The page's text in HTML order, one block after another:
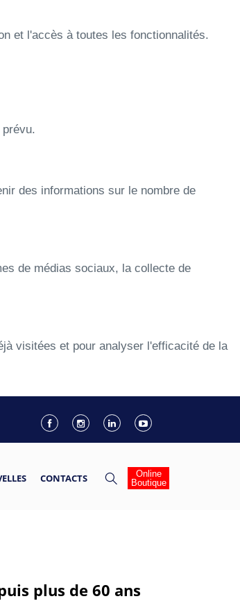
et l'accès à toutes les fonctionnalités.
des informations sur le nombre de
de médias sociaux, la collecte de
visitées et pour analyser l'efficacité de la
CONTACTS
Online
Boutique
plus de 60 ans